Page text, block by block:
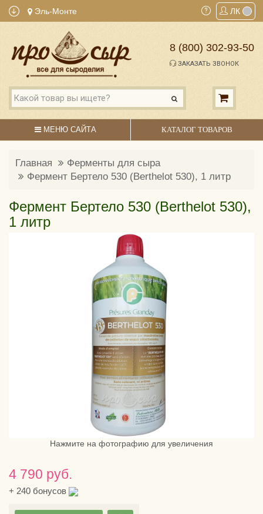
Эль-Монте ЛК
8 (800) 302-93-50
ЗАКАЗАТЬ ЗВОНОК
МЕНЮ САЙТА КАТАЛОГ ТОВАРОВ
Главная
Ферменты для сыра
Фермент Бертело 530 (Berthelot 530), 1 литр
Фермент Бертело 530 (Berthelot 530),
1 литр
Нажмите на фотографию для увеличения
4 790 руб.
+ 240 бонусов